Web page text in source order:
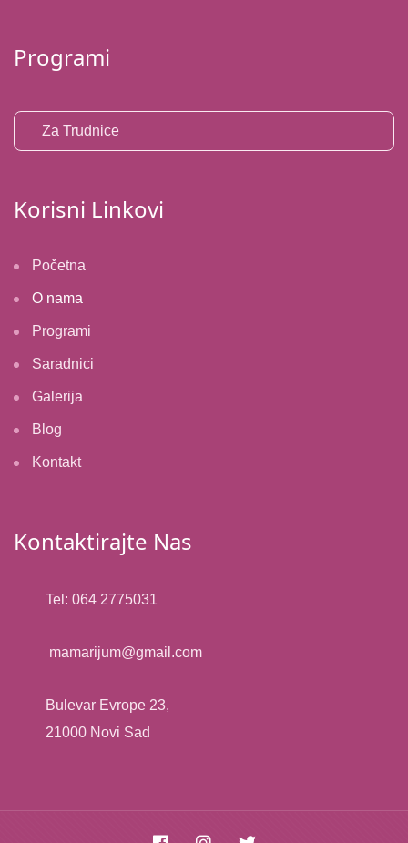
Programi
Za Trudnice
Korisni Linkovi
Početna
O nama
Programi
Saradnici
Galerija
Blog
Kontakt
Kontaktirajte Nas
Tel: 064 2775031
mamarijum@gmail.com​
Bulevar Evrope 23,
21000 Novi Sad